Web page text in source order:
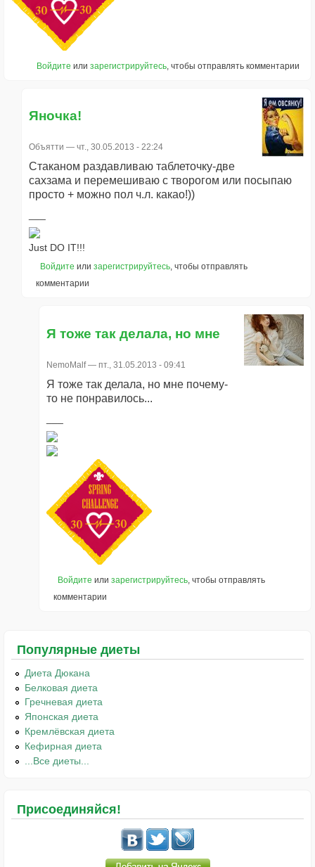
Войдите или зарегистрируйтесь, чтобы отправлять комментарии
Яночка!
Объятти — чт., 30.05.2013 - 22:24
Стаканом раздавливаю таблеточку-две
сахзама и перемешиваю с творогом или посыпаю
просто + можно пол ч.л. какао!))
Just DO IT!!!
Войдите или зарегистрируйтесь, чтобы отправлять
комментарии
Я тоже так делала, но мне
NemoMalf— пт., 31.05.2013 - 09:41
Я тоже так делала, но мне почему-
то не понравилось...
Войдите или зарегистрируйтесь, чтобы отправлять
комментарии
Популярные диеты
Диета Дюкана
Белковая диета
Гречневая диета
Японская диета
Кремлёвская диета
Кефирная диета
...Все диеты...
Присоединяйся!